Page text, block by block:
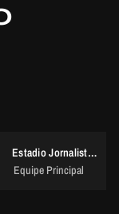
Estadio Jornalista Mário Filho (Maracanã)
Equipe Principal